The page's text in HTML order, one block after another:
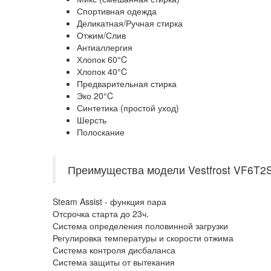
Спортивная одежда
Деликатная/Ручная стирка
Отжим/Слив
Антиаллергия
Хлопок 60°C
Хлопок 40°C
Предварительная стирка
Эко 20°C
Синтетика (простой уход)
Шерсть
Полоскание
Преимущества модели Vestfrost
Steam Assist - функция пара
Отсрочка старта до 23ч.
Система определения половинной загрузки
Регулировка температуры и скорости отжима
Система контроля дисбаланса
Система защиты от вытекания